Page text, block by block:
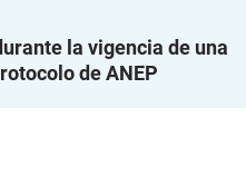
la vigencia de una
de ANEP